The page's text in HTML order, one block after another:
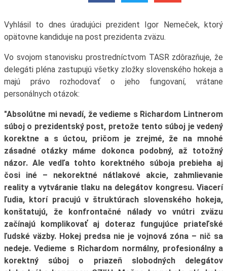
Vyhlásil to dnes úradujúci prezident Igor Nemeček, ktorý
opätovne kandiduje na post prezidenta zväzu.
Vo svojom stanovisku prostredníctvom TASR zdôrazňuje, že
delegáti pléna zastupujú všetky zložky slovenského hokeja a
majú právo rozhodovať o jeho fungovaní, vrátane
personálnych otázok:
"Absolútne mi nevadí, že vedieme s Richardom Lintnerom
súboj o prezidentský post, pretože tento súboj je vedený
korektne a s úctou, pričom je zrejmé, že na mnohé
zásadné otázky máme dokonca podobný, až totožný
názor. Ale vedľa tohto korektného súboja prebieha aj
čosi iné – nekorektné nátlakové akcie, zahmlievanie
reality a vytváranie tlaku na delegátov kongresu. Viacerí
ľudia, ktorí pracujú v štruktúrach slovenského hokeja,
konštatujú, že konfrontačné nálady vo vnútri zväzu
začínajú komplikovať aj doteraz fungujúce priateľské
ľudské väzby. Hokej predsa nie je vojnová zóna – nič sa
nedeje. Vedieme s Richardom normálny, profesionálny a
korektný súboj o priazeň slobodných delegátov